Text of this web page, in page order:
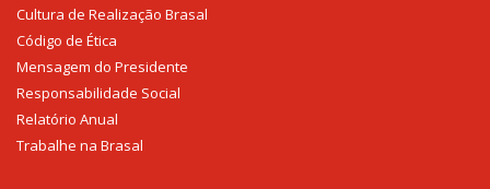
Cultura de Realização Brasal
Código de Ética
Mensagem do Presidente
Responsabilidade Social
Relatório Anual
Trabalhe na Brasal